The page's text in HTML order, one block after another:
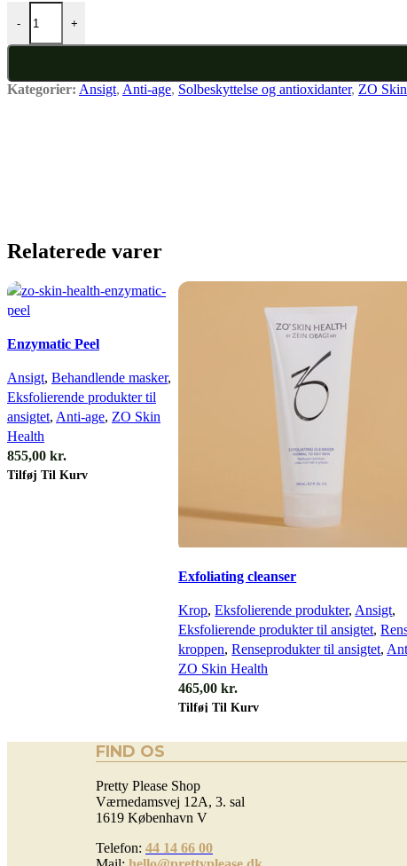
-
Daily Mineral Sunshade SPF 30 deep antal
+
Kategorier: Ansigt, Anti-age, Solbeskyttelse og antioxidanter, ZO
Relaterede varer
Enzymatic Peel
Ansigt, Behandlende masker,
Eksfolierende produkter til
ansigtet, Anti-age, ZO Skin
Health
855,00 kr.
Tilføj Til Kurv
Exfoliating cleanser
Krop, Eksfolierende produkter, Ansigt,
Eksfolierende produkter til ansigtet,
kroppen, Renseprodukter til ansigtet,
ZO Skin Health
465,00kr.
Tilføj Til Kurv
FIND OS
Pretty Please Shop
Værnedamsvej 12A, 3. sal
1619 København V
Telefon: 44 14 66 00